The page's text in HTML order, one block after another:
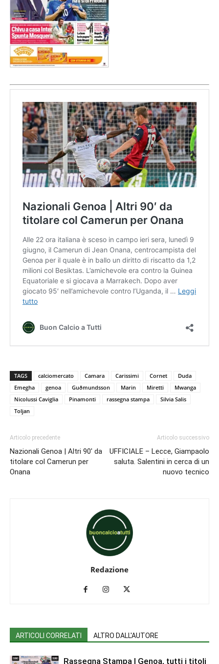
TAGS calciomercato Camara Carissimi Cornet
Duda
Emegha
genoa Guðmundsson Marin Miretti
Mwanga
Nicolussi Caviglia
Pinamonti rassegna stampa
Silvia Salis
Toljan
Articolo precedente
Nazionali Genoa | Altri 90′ da
titolare col Camerun per
Onana
Articolo successivo
UFFICIALE – Lecce, Giampaolo
saluta. Salentini in cerca di un
nuovo tecnico
Redazione
ARTICOLI CORRELATI ALTRO DALL'AUTORE
Rassegna Stampa | Genoa, tutti i titoli